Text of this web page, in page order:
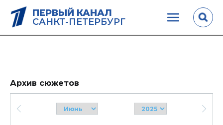
ПЕРВЫЙ КАНАЛ
САНКТ-ПЕТЕРБУРГ
Архив сюжетов